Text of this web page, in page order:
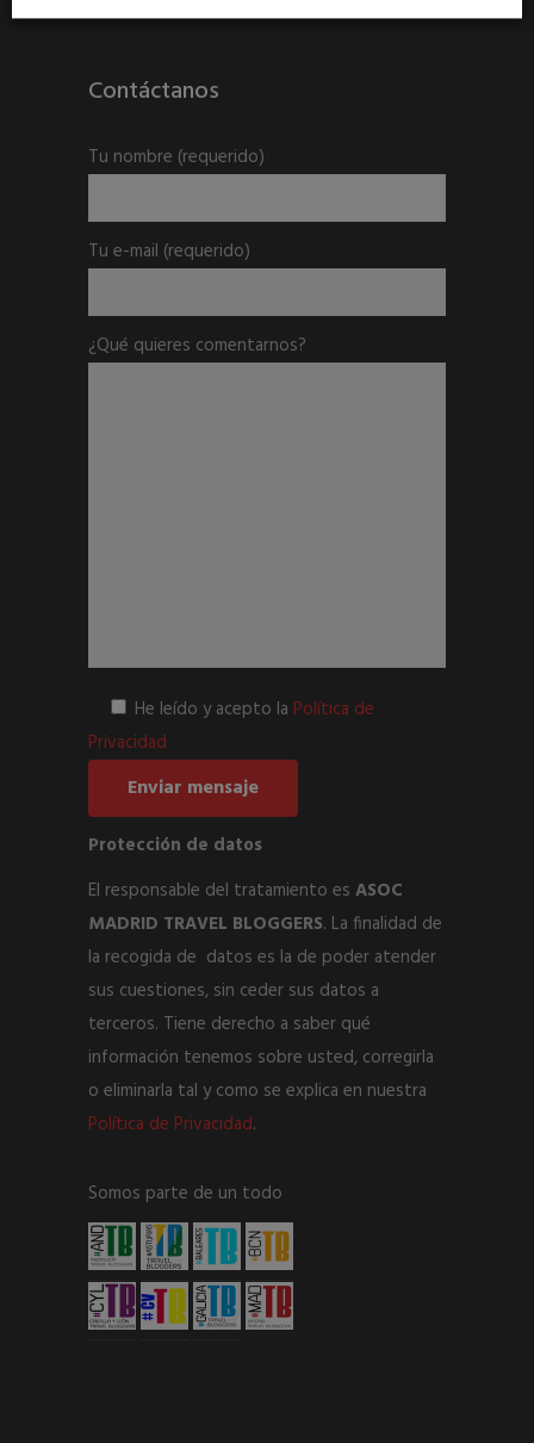
Contáctanos
Tu nombre (requerido)
Tu e-mail (requerido)
¿Qué quieres comentarnos?
He leído y acepto la Política de
Privacidad
Protección de datos
El responsable del tratamiento es ASOC
MADRID TRAVEL BLOGGERS. La finalidad de
la recogida de datos es la de poder atender
sus cuestiones, sin ceder sus datos a
terceros. Tiene derecho a saber qué
información tenemos sobre usted, corregirla
o eliminarla tal y como se explica en nuestra
Política de Privacidad.
Somos parte de un todo